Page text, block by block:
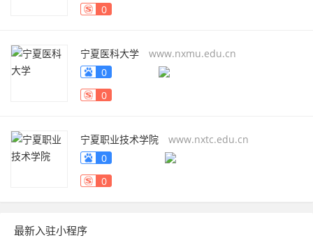
0
宁夏医科大学
www.nxmu.edu.cn
0
0
宁夏职业技术学院
www.nxtc.edu.cn
0
0
最新入驻小程序